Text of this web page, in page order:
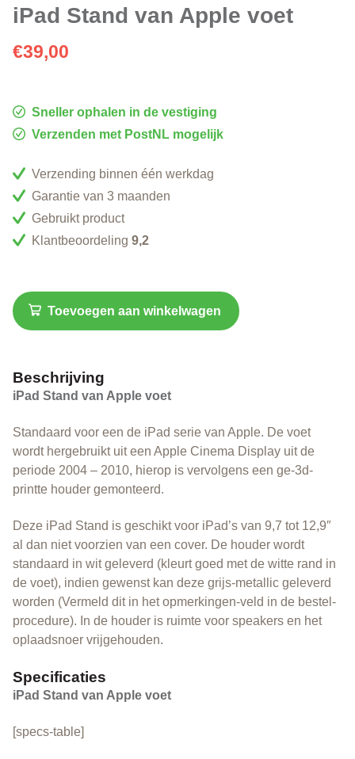
iPad Stand van Apple voet
€39,00
Sneller ophalen in de vestiging
Verzenden met PostNL mogelijk
Verzending binnen één werkdag
Garantie van 3 maanden
Gebruikt product
Klantbeoordeling 9,2
Toevoegen aan winkelwagen
Beschrijving
iPad Stand van Apple voet
Standaard voor een de iPad serie van Apple. De voet
wordt hergebruikt uit een Apple Cinema Display uit de
periode 2004 – 2010, hierop is vervolgens een ge-3d-
printte houder gemonteerd.
Deze iPad Stand is geschikt voor iPad’s van 9,7 tot 12,9″
al dan niet voorzien van een cover. De houder wordt
standaard in wit geleverd (kleurt goed met de witte rand in
de voet), indien gewenst kan deze grijs-metallic geleverd
worden (Vermeld dit in het opmerkingen-veld in de bestel-
procedure). In de houder is ruimte voor speakers en het
oplaadsnoer vrijgehouden.
Specificaties
iPad Stand van Apple voet
[specs-table]